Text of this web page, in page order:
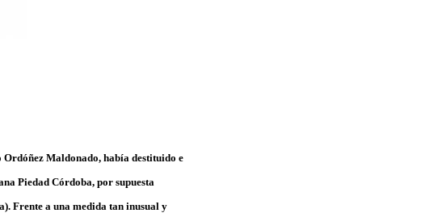
Maldonado, había destituido e
Piedad Córdoba, por supuesta
Frente a una medida tan inusual y